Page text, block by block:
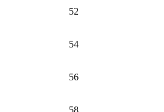
52
54
56